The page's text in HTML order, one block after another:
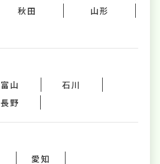
秋田
山形
富山
石川
長野
愛知